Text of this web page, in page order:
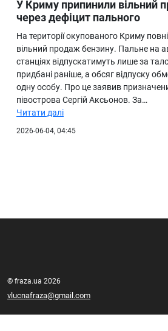
Ukraine
Про нас
У Криму припинили вільний
через дефіцит пального
На території окупованого Криму
вільний продаж бензину. Пальне на
станціях відпускатимуть лише за
придбані раніше, а обсяг відпуску
одну особу. Про це заявив
півострова Сергій Аксьонов. За…
Читати далі
2026-06-04, 04:45
© fraza.ua 2026
vlucnafraza@gmail.com